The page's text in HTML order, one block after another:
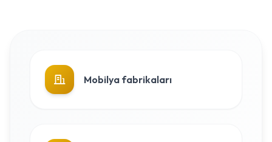
Mobilya fabrikaları